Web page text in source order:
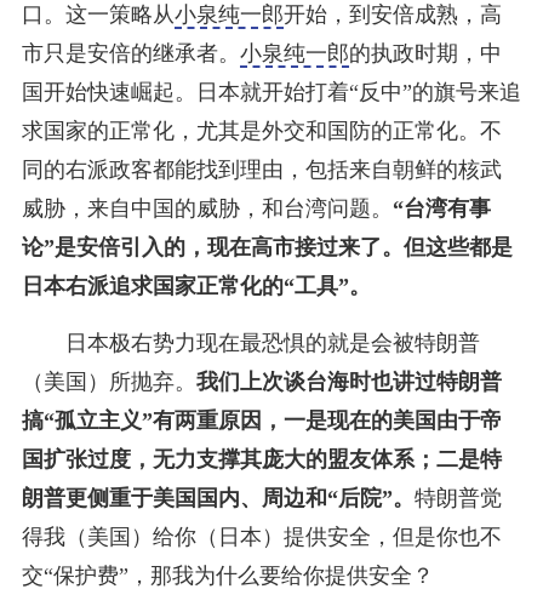
口。这一策略从小泉纯一郎开始，到安倍成熟，高
市只是安倍的继承者。 小泉纯一郎的执政时期，中
国开始快速崛起。日本就开始打着“反中”的旗号来追
求国家的正常化，尤其是外交和国防的正常化。不
同的右派政客都能找到理由，包括来自朝鲜的核武
威胁，来自中国的威胁，和台湾问题。 “台湾有事
论”是安倍引入的，现在高市接过来了。但这些都是
日本右派追求国家正常化的“工具”。
日本极右势力现在最恐惧的就是会被特朗普
（美国）所抛弃。 我们上次谈台海时也讲过特朗普
搞“孤立主义”有两重原因，一是现在的美国由于帝
国扩张过度，无力支撑其庞大的盟友体系；二是特
朗普更侧重于美国国内、周边和“后院”。 特朗普觉
得我（美国）给你（日本）提供安全，但是你也不
交“保护费”，那我为什么要给你提供安全？